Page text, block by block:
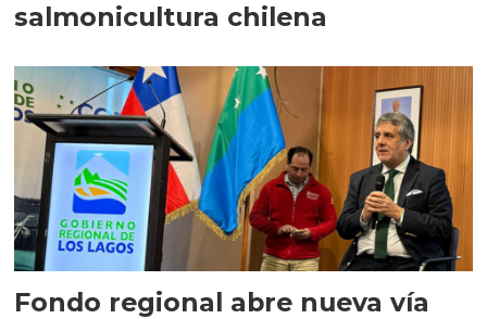
salmonicultura chilena
Fondo regional abre nueva vía